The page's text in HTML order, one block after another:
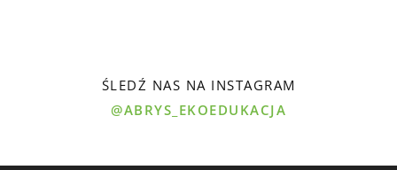
ŚLEDŹ NAS NA INSTAGRAM
@ABRYS_EKOEDUKACJA